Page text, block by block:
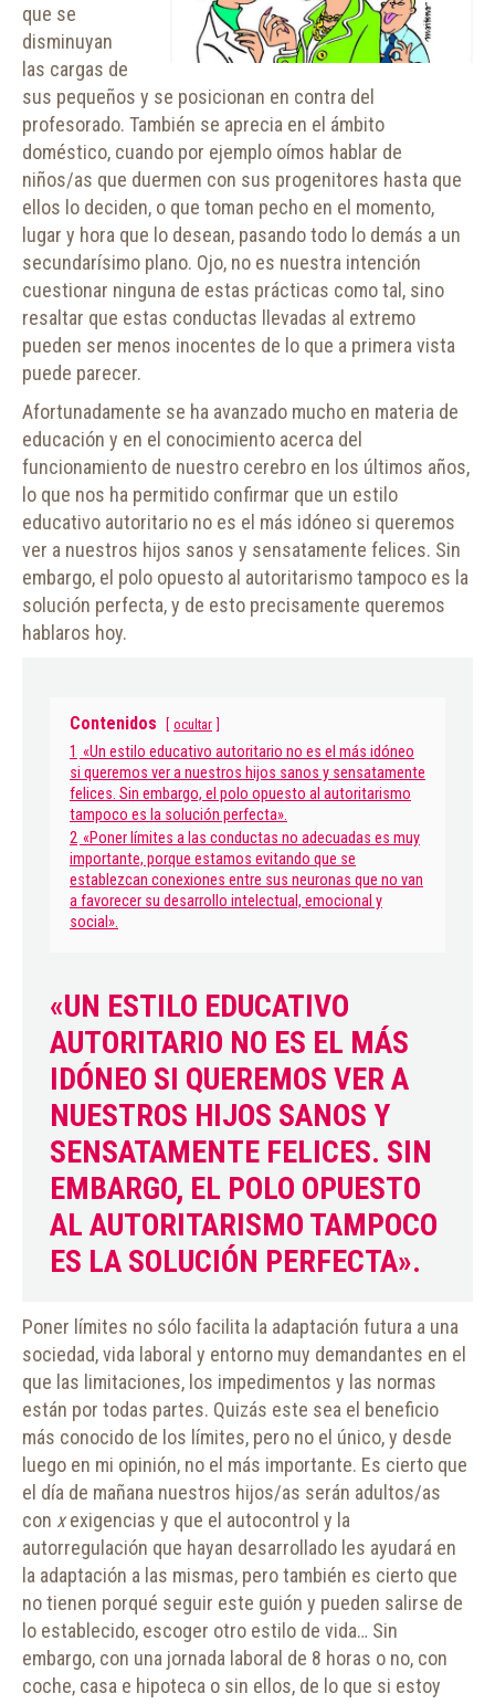
que se
disminuyan
las cargas de
sus pequeños y se posicionan en contra del
profesorado. También se aprecia en el ámbito
doméstico, cuando por ejemplo oímos hablar de
niños/as que duermen con sus progenitores hasta que
ellos lo deciden, o que toman pecho en el momento,
lugar y hora que lo desean, pasando todo lo demás a un
secundarísimo plano. Ojo, no es nuestra intención
cuestionar ninguna de estas prácticas como tal, sino
resaltar que estas conductas llevadas al extremo
pueden ser menos inocentes de lo que a primera vista
puede parecer.
Afortunadamente se ha avanzado mucho en materia de
educación y en el conocimiento acerca del
funcionamiento de nuestro cerebro en los últimos años,
lo que nos ha permitido confirmar que un estilo
educativo autoritario no es el más idóneo si queremos
ver a nuestros hijos sanos y sensatamente felices. Sin
embargo, el polo opuesto al autoritarismo tampoco es la
solución perfecta, y de esto precisamente queremos
hablaros hoy.
Contenidos ocultar
1 «Un estilo educativo autoritario no es el más idóneo
si queremos ver a nuestros hijos sanos y sensatamente
felices. Sin embargo, el polo opuesto al autoritarismo
tampoco es la solución perfecta».
2 «Poner límites a las conductas no adecuadas es muy
importante, porque estamos evitando que se
establezcan conexiones entre sus neuronas que no van
a favorecer su desarrollo intelectual, emocional y
social».
«UN ESTILO EDUCATIVO
AUTORITARIO NO ES EL MÁS
IDÓNEO SI QUEREMOS VER A
NUESTROS HIJOS SANOS Y
SENSATAMENTE FELICES. SIN
EMBARGO, EL POLO OPUESTO
AL AUTORITARISMO TAMPOCO
ES LA SOLUCIÓN PERFECTA».
Poner límites no sólo facilita la adaptación futura a una
sociedad, vida laboral y entorno muy demandantes en el
que las limitaciones, los impedimentos y las normas
están por todas partes. Quizás este sea el beneficio
más conocido de los límites, pero no el único, y desde
luego en mi opinión, no el más importante. Es cierto que
el día de mañana nuestros hijos/as serán adultos/as
con xexigencias y que el autocontrol y la
autorregulación que hayan desarrollado les ayudará en
la adaptación a las mismas, pero también es cierto que
no tienen porqué seguir este guión y pueden salirse de
lo establecido, escoger otro estilo de vida… Sin
embargo, con una jornada laboral de 8 horas o no, con
coche, casa e hipoteca o sin ellos, de lo que si estoy